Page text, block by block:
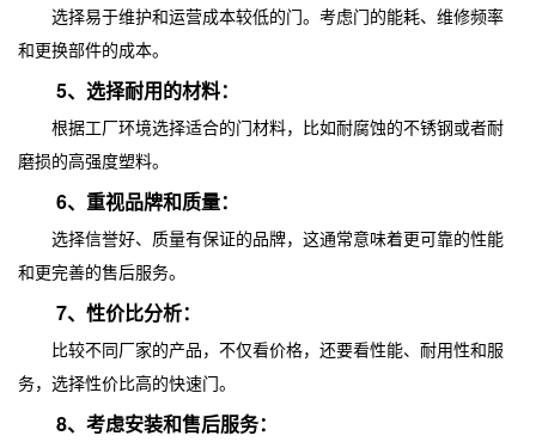
选择易于维护和运营成本较低的门。考虑门的能耗、维修频率
和更换部件的成本。
5、选择耐用的材料：
根据工厂环境选择适合的门材料，比如耐腐蚀的不锈钢或者耐
磨损的高强度塑料。
6、重视品牌和质量：
选择信誉好、质量有保证的品牌，这通常意味着更可靠的性能
和更完善的售后服务。
7、性价比分析：
比较不同厂家的产品，不仅看价格，还要看性能、耐用性和服
务，选择性价比高的快速门。
8、考虑安装和售后服务：